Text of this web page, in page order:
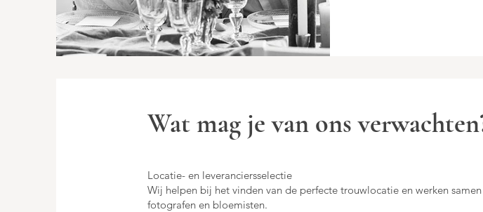
Wat mag je van ons
Locatie- en leveranciersselectie
Wij helpen bij het vinden van de perfecte trouwlocatie en werken
fotografen en bloemisten.